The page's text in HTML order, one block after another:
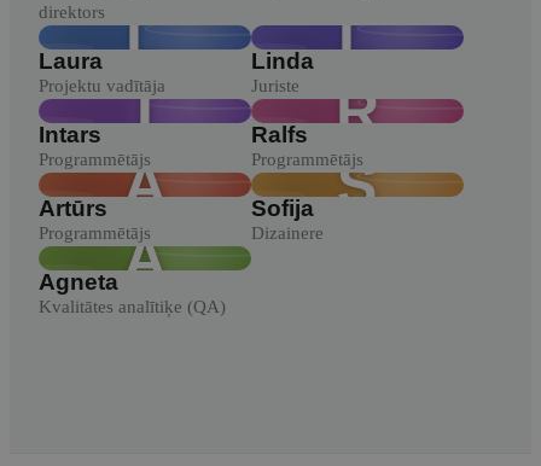
direktors
L
Laura
Projektu vadītāja
L
Linda
Juriste
I
Intars
Programmētājs
R
Ralfs
Programmētājs
A
Artūrs
Programmētājs
S
Sofija
Dizainere
A
Agneta
Kvalitātes analītiķe (QA)